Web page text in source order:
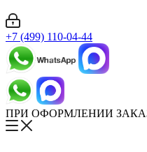
+7 (499) 110-04-44
ПРИ ОФОРМЛЕНИИ